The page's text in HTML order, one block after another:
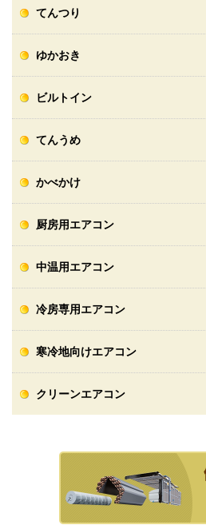
てんつり
ゆかおき
ビルトイン
てんうめ
かべかけ
厨房用エアコン
中温用エアコン
冷房専用エアコン
寒冷地向けエアコン
クリーンエアコン